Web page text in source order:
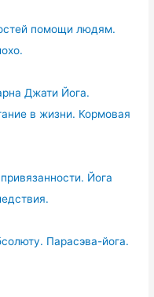
помощи людям.
Джати Йога.
в жизни. Кормовая
Йога
Парасэва-йога.